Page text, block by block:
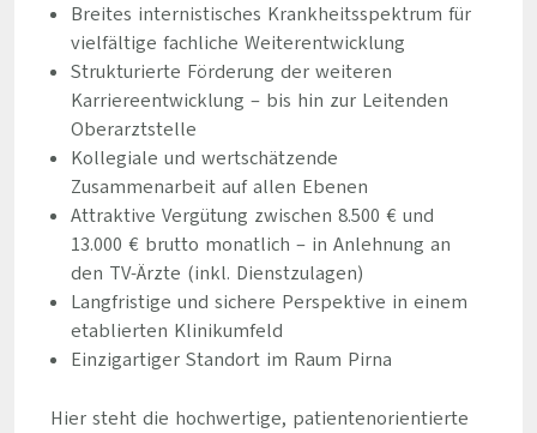
Breites internistisches Krankheitsspektrum für
vielfältige fachliche Weiterentwicklung
Strukturierte Förderung der weiteren
Karriereentwicklung – bis hin zur Leitenden
Oberarztstelle
Kollegiale und wertschätzende
Zusammenarbeit auf allen Ebenen
Attraktive Vergütung zwischen 8.500 € und
13.000 € brutto monatlich – in Anlehnung an
den TV-Ärzte (inkl. Dienstzulagen)
Langfristige und sichere Perspektive in einem
etablierten Klinikumfeld
Einzigartiger Standort im Raum Pirna
Hier steht die hochwertige, patientenorientierte